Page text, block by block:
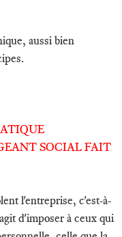
aussi bien
SOCIAL FAIT
l'entreprise, c'est-à-
d'imposer à ceux qui